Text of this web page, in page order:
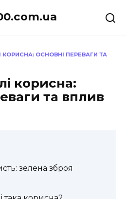
КОРИСНА: ОСНОВНІ ПЕРЕВАГИ ТА
корисна:
та вплив
зелена зброя